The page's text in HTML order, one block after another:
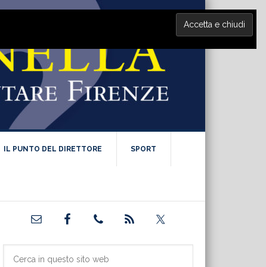
IL PUNTO DEL DIRETTORE SPORT
Barra
primaria